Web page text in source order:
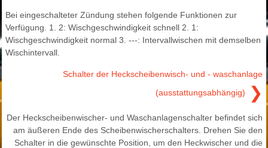
Bei eingeschalteter Zündung stehen folgende Funktionen zur
Verfügung. 1. 2: Wischgeschwindigkeit schnell 2. 1:
Wischgeschwindigkeit normal 3. ---: Intervallwischen mit demselben
Wischintervall.
Schalter der Heckscheibenwisch- und - waschanlage
(ausstattungsabhängig)
❯
Der Heckscheibenwischer- und Waschanlagenschalter befindet sich
am äußeren Ende des Scheibenwischerschalters. Drehen Sie den
Schalter in die gewünschte Position, um den Heckwischer und die